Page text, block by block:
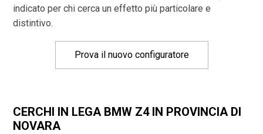
indicato per chi cerca un effetto più particolare e
distintivo.
Prova il nuovo configuratore
CERCHI IN LEGA BMW Z4 IN PROVINCIA DI
NOVARA